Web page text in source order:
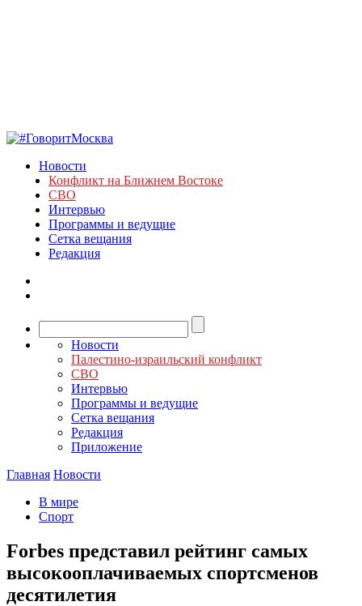
Новости
Конфликт на Ближнем Востоке
СВО
Интервью
Программы и ведущие
Сетка вещания
Редакция
Новости
Палестино-израильский конфликт
СВО
Интервью
Программы и ведущие
Сетка вещания
Редакция
Приложение
Главная Новости
В мире
Спорт
Forbes представил рейтинг самых
высокооплачиваемых спортсменов
десятилетия